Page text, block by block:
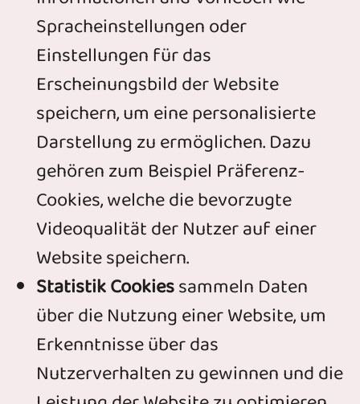
Spracheinstellungen oder
Einstellungen für das
Erscheinungsbild der Website
speichern, um eine personalisierte
Darstellung zu ermöglichen. Dazu
gehören zum Beispiel Präferenz-
Cookies, welche die bevorzugte
Videoqualität der Nutzer auf einer
Website speichern.
Statistik Cookiessammeln Daten
über die Nutzung einer Website, um
Erkenntnisse über das
Nutzerverhalten zu gewinnen und die